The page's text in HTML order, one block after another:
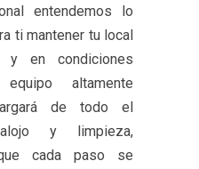
entendemos lo
ti mantener tu local
y en condiciones
altamente
de todo el
y limpieza,
cada paso se